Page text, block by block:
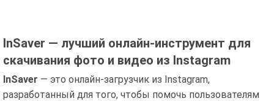
InSaver — лучший онлайн-инструмент для
скачивания фото и видео из Instagram
InSaver — это онлайн-загрузчик из Instagram,
разработанный для того, чтобы помочь пользователям